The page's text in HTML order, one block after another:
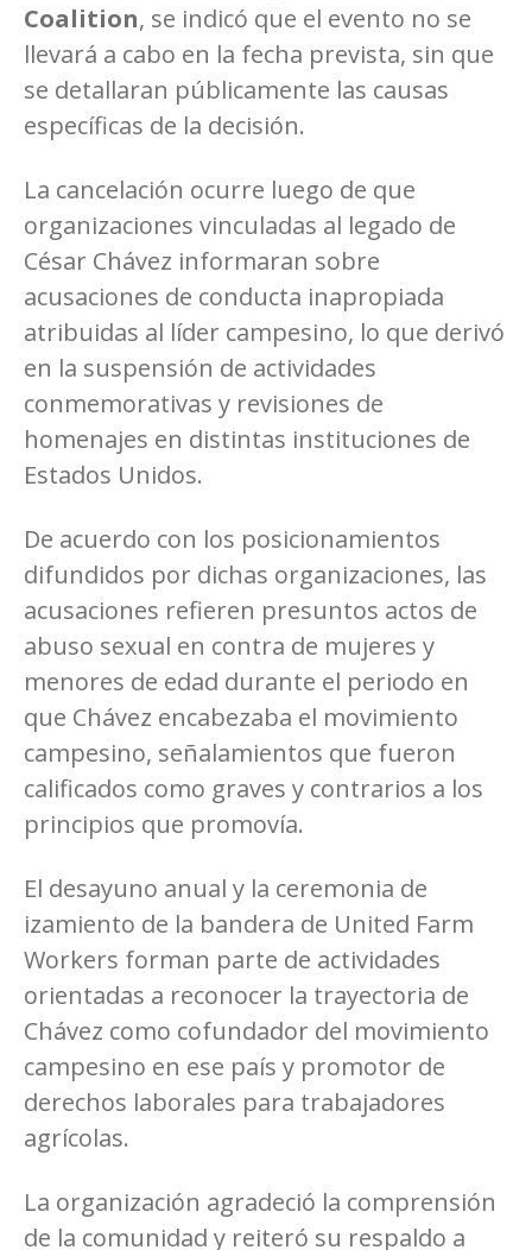
Coalition, se indicó que el evento no se
llevará a cabo en la fecha prevista, sin que
se detallaran públicamente las causas
específicas de la decisión.
La cancelación ocurre luego de que
organizaciones vinculadas al legado de
César Chávez informaran sobre
acusaciones de conducta inapropiada
atribuidas al líder campesino, lo que derivó
en la suspensión de actividades
conmemorativas y revisiones de
homenajes en distintas instituciones de
Estados Unidos.
De acuerdo con los posicionamientos
difundidos por dichas organizaciones, las
acusaciones refieren presuntos actos de
abuso sexual en contra de mujeres y
menores de edad durante el periodo en
que Chávez encabezaba el movimiento
campesino, señalamientos que fueron
calificados como graves y contrarios a los
principios que promovía.
El desayuno anual y la ceremonia de
izamiento de la bandera de United Farm
Workers forman parte de actividades
orientadas a reconocer la trayectoria de
Chávez como cofundador del movimiento
campesino en ese país y promotor de
derechos laborales para trabajadores
agrícolas.
La organización agradeció la comprensión
de la comunidad y reiteró su respaldo a